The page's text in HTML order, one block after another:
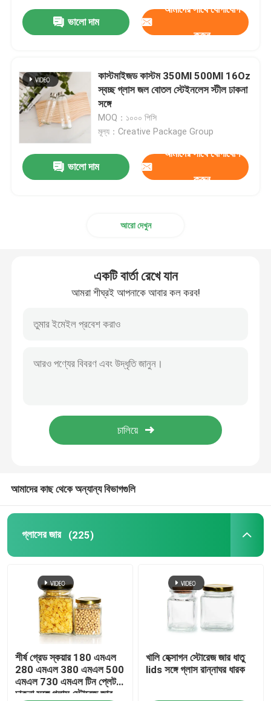
ভালো দাম
আমাদের সাথে যোগাযোগ
করুন
কাস্টমাইজড কাস্টম 350Ml 500Ml 16Oz
স্বচ্ছ গ্লাস জল বোতল স্টেইনলেস স্টীল ঢাকনা
সঙ্গে
MOQ：১০০০ পিসি
মূল্য：Creative Package Group
ভালো দাম
আমাদের সাথে যোগাযোগ
করুন
আরো দেখুন
একটি বার্তা রেখে যান
আমরা শীঘ্রই আপনাকে আবার কল করব!
আমাদের কাছ থেকে অন্যান্য বিভাগগুলি
গ্লাসের জার (225)
শীর্ষ গ্রেড স্কয়ার 180 এমএল
280 এমএল 380 এমএল 500
এমএল 730 এমএল টিন প্লেট
ঢাকনা সঙ্গে গ্লাস স্টোরেজ জার
খালি হেক্সাগন স্টোরেজ জার ধাতু
lids সঙ্গে গ্লাস রান্নাঘর ধারক